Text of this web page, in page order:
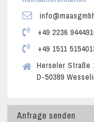
+49 2236
+49 1511
Herseler Straße
D-50389
Anfrage senden